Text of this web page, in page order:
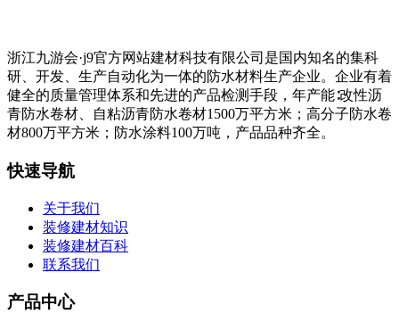
浙江九游会·j9官方网站建材科技有限公司是国内知名的集科
研、开发、生产自动化为一体的防水材料生产企业。企业有着
健全的质量管理体系和先进的产品检测手段，年产能∶改性沥
青防水卷材、自粘沥青防水卷材1500万平方米；高分子防水卷
材800万平方米；防水涂料100万吨，产品品种齐全。
快速导航
关于我们
装修建材知识
装修建材百科
联系我们
产品中心